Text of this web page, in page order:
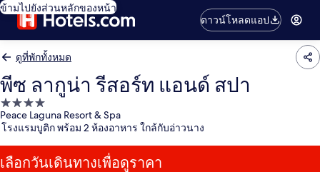
ข้ามไปยังส่วนหลักของหน้า
ดาวน์โหลดแอป
ดูที่พักทั้งหมด
พีซ ลากูน่า รีสอร์ท แอนด์ สปา
ที่พัก
4.0
Peace Laguna Resort & Spa
โรงแรมบูติก พร้อม 2 ห้องอาหาร ใกล้กับอ่าวนาง
เลือกวันเดินทางเพื่อดูราคา